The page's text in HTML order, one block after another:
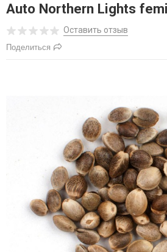
Auto Northern Lights
Оставить отзыв
Поделиться